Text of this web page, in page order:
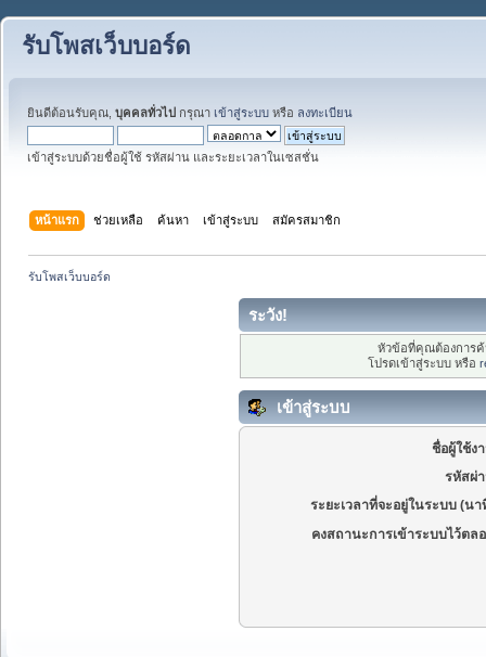
รับโพสเว็บบอร์ด
ยินดีต้อนรับคุณ, บุคคลทั่วไป กรุณา เข้าสู่ระบบ หรือ ลงทะเบียน
เข้าสู่ระบบด้วยชื่อผู้ใช้ รหัสผ่าน และระยะเวลาในเซสชั่น
หน้าแรก ช่วยเหลือ ค้นหา เข้าสู่ระบบ สมัครสมาชิก
รับโพสเว็บบอร์ด
ระวัง!
หัวข้อที่คุณต้องการ
โปรดเข้าสู่ระบบ หรือ
เข้าสู่ระบบ
ชื่อผู้ใช้ง
รหัสผ่
ระยะเวลาที่จะอยู่ในระบบ (นา
คงสถานะการเข้าระบบไว้ตล